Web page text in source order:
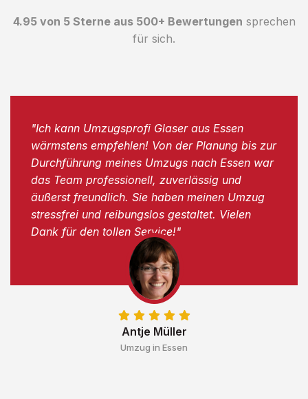
4.95 von 5 Sterne aus 500+ Bewertungen sprechen
für sich.
Antje Müller
Umzug in Essen
"Ich kann Umzugsprofi Glaser aus Essen
wärmstens empfehlen! Von der Planung bis zur
Durchführung meines Umzugs nach Essen war
das Team professionell, zuverlässig und
äußerst freundlich. Sie haben meinen Umzug
stressfrei und reibungslos gestaltet. Vielen
Dank für den tollen Service!"